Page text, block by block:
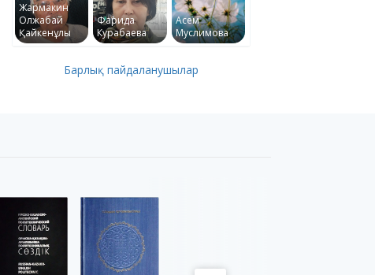
Жармакин
Олжабай
Қайкенұлы
Фарида
Курабаева
Асем
Муслимова
Барлық пайдаланушылар